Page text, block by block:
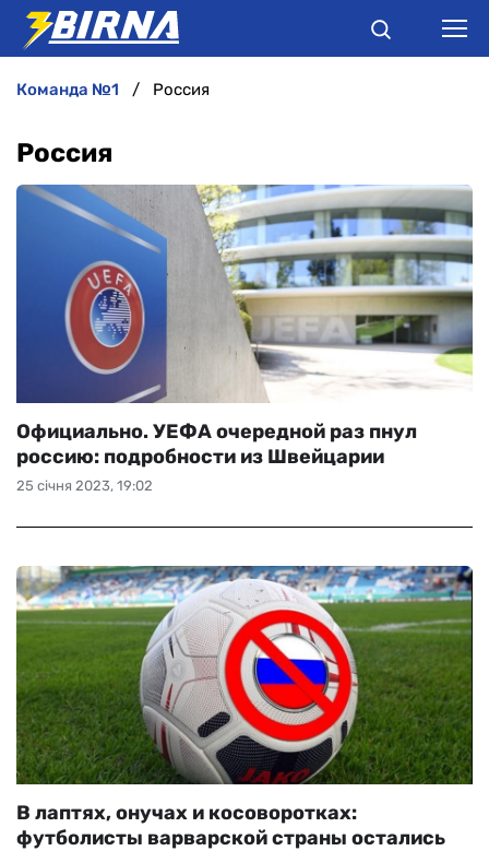
ІНТЕРВ'Ю
РІЗНЕ
БУКМЕКЕРИ
команда №1 Россия
Россия
25 січня 2023, 19:02
Официально. УЕФА очередной раз пнул
россию: подробности из Швейцарии
В лаптях, онучах и косоворотках:
футболисты варварской страны остались